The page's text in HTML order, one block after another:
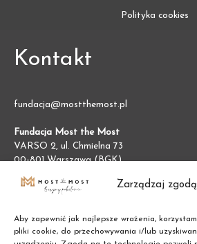
Zarządzaj zgodą
Aby zapewnić jak najlepsze wrażenia,
pliki cookie, do przechowywania i/lub
Polityka cookies
Kontakt
fundacja@mostthemost.pl
Fundacja Most the Most
VARSO 2, ul. Chmielna 73
00-801 Warszawa (BGK)
REGON:387474695